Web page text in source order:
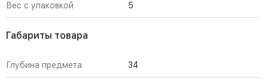
Вес с упаковкой 5
Габариты товара
Глубина предмета 34